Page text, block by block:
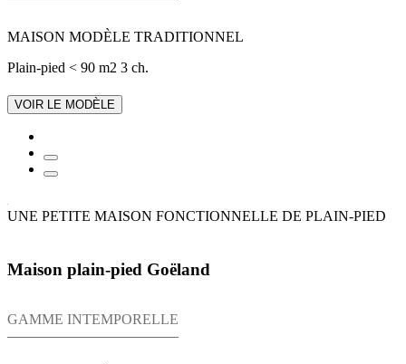
MAISON MODÈLE TRADITIONNEL
Plain-pied < 90 m2 3 ch.
VOIR LE MODÈLE
UNE PETITE MAISON FONCTIONNELLE DE PLAIN-PIED
Maison plain-pied Goëland
GAMME INTEMPORELLE